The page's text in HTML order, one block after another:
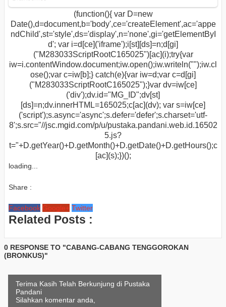
(function(){ var D=new
Date(),d=document,b='body',ce='createElement',ac='appe
ndChild',st='style',ds='display',n='none',gi='getElementByI
d'; var i=d[ce]('iframe');i[st][ds]=n;d[gi]
("M283033ScriptRootC165025")[ac](i);try{var
iw=i.contentWindow.document;iw.open();iw.writeln("");iw.cl
ose();var c=iw[b];} catch(e){var iw=d;var c=d[gi]
("M283033ScriptRootC165025");}var dv=iw[ce]
('div');dv.id="MG_ID";dv[st]
[ds]=n;dv.innerHTML=165025;c[ac](dv); var s=iw[ce]
('script');s.async='async';s.defer='defer';s.charset='utf-
8';s.src="//jsc.mgid.com/p/u/pustaka.pandani.web.id.16502
5.js?
t="+D.getYear()+D.getMonth()+D.getDate()+D.getHours();c
[ac](s);})();
loading...
Share :
Facebook Google+ Twitter
Related Posts :
0 RESPONSE TO "CABANG-CABANG TENGGOROKAN
(BRONKUS)"
Terima Kasih Telah Berkunjung di Pustaka
Pandani
Silahkan komentar anda,